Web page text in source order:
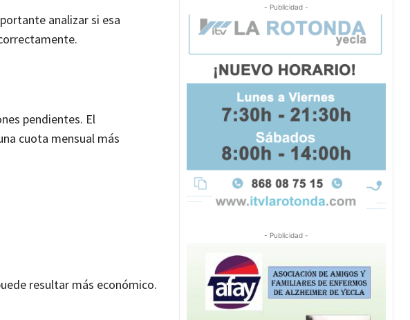
analizar si esa
pendientes. El
cuota mensual más
resultar más económico.
- Publicidad -
- Publicidad -